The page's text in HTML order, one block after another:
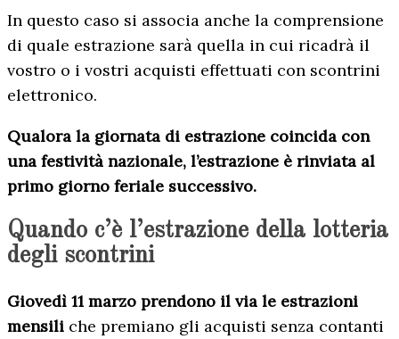
In questo caso si associa anche la comprensione
di quale estrazione sarà quella in cui ricadrà il
vostro o i vostri acquisti effettuati con scontrini
elettronico.
Qualora la giornata di estrazione coincida con
una festività nazionale, l’estrazione è rinviata al
primo giorno feriale successivo.
Quando c’è l’estrazione della lotteria
degli scontrini
Giovedì 11 marzo prendono il via le estrazioni
mensili che premiano gli acquisti senza contanti